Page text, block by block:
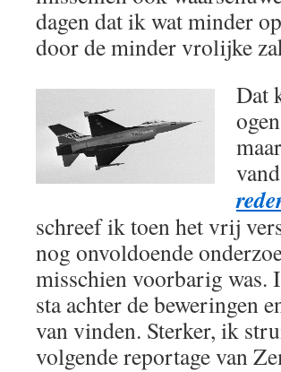
dagen dat ik wat minder
door de minder vrolijke
Dat
schreef ik toen het vrij
nog onvoldoende
misschien voorbarig was.
sta achter de beweringen
van vinden. Sterker, ik
volgende reportage van